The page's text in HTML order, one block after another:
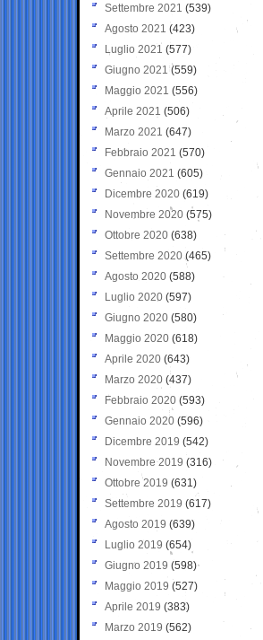
Settembre 2021 (539)
Agosto 2021 (423)
Luglio 2021 (577)
Giugno 2021(559)
Maggio 2021 (556)
Aprile 2021 (506)
Marzo 2021 (647)
Febbraio 2021 (570)
Gennaio 2021 (605)
Dicembre 2020 (619)
Novembre 2020 (575)
Ottobre 2020 (638)
Settembre 2020(465)
Agosto 2020 (588)
Luglio 2020 (597)
Giugno 2020 (580)
Maggio 2020 (618)
Aprile 2020 (643)
Marzo 2020 (437)
Febbraio 2020 (593)
Gennaio 2020 (596)
Dicembre 2019 (542)
Novembre 2019 (316)
Ottobre 2019 (631)
Settembre 2019 (617)
Agosto 2019 (639)
Luglio 2019 (654)
Giugno 2019 (598)
Maggio 2019 (527)
Aprile 2019 (383)
Marzo 2019 (562)